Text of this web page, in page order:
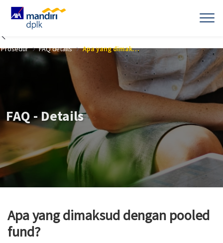
Skip to Main Content
Prosedur
FAQ details Apa yang dimaksud dengan pooled fund?
FAQ - Details
Apa yang dimaksud dengan pooled
fund?